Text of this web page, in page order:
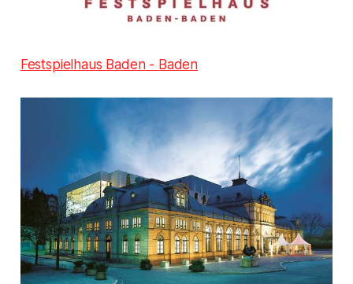
Festspielhaus Baden - Baden